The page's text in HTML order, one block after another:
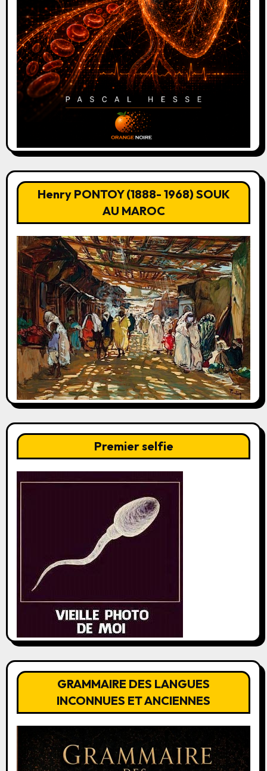
Henry PONTOY (1888- 1968) SOUK
AU MAROC
Premier selfie
GRAMMAIRE DES LANGUES
INCONNUES ET ANCIENNES